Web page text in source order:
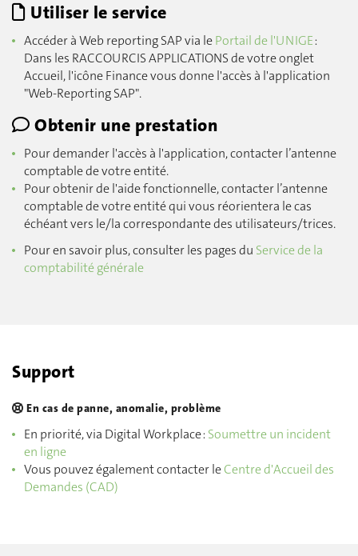
Utiliser le service
Accéder à Web reporting SAP via lePortail de l'UNIGE:
Dans les RACCOURCIS APPLICATIONS de votre onglet
Accueil, l'icône Finance vous donne l'accès à l'application
"Web-Reporting SAP".
Obtenir une prestation
Pour demander l'accès à l'application, contacter l’antenne
comptable de votre entité.
Pour obtenir de l'aide fonctionnelle, contacter l’antenne
comptable de votre entité qui vous réorientera le cas
échéant vers le/la correspondante des utilisateurs/trices.
Pour en savoir plus, consulter les pages du Service de la
comptabilité générale
Support
En cas de panne, anomalie, problème
En priorité, via Digital Workplace :Soumettre un incident
en ligne
Vous pouvez également contacter leCentre d'Accueil des
Demandes (CAD)